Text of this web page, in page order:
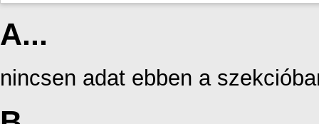
A...
nincsen adat ebben a